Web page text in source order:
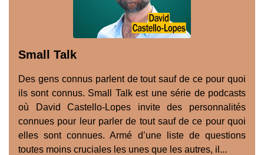
Small Talk
Des gens connus parlent de tout sauf de ce pour quoi
ils sont connus. Small Talk est une série de podcasts
où David Castello-Lopes invite des personnalités
connues pour leur parler de tout sauf de ce pour quoi
elles sont connues. Armé d’une liste de questions
toutes moins cruciales les unes que les autres, il...